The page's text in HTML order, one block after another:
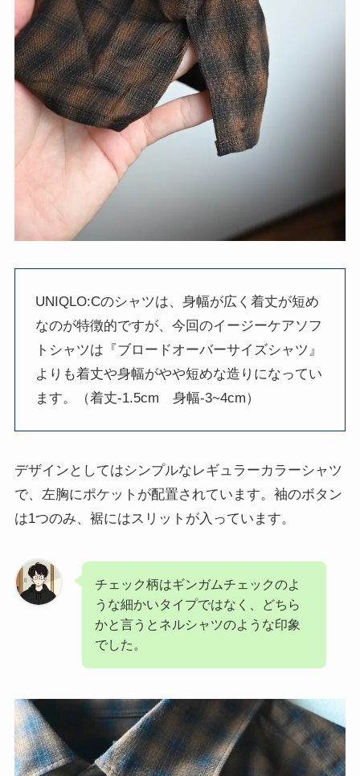
UNIQLO:Cのシャツは、身幅が広く着丈が短め
なのが特徴的ですが、今回のイージーケアソフ
トシャツは『ブロードオーバーサイズシャツ』
よりも着丈や身幅がやや短めな造りになってい
ます。（着丈-1.5cm 身幅-3~4cm）
デザインとしてはシンプルなレギュラーカラーシャツ
で、左胸にポケットが配置されています。袖のボタン
は1つのみ、裾にはスリットが入っています。
チェック柄はギンガムチェックのよ
うな細かいタイプではなく、どちら
かと言うとネルシャツのような印象
でした。